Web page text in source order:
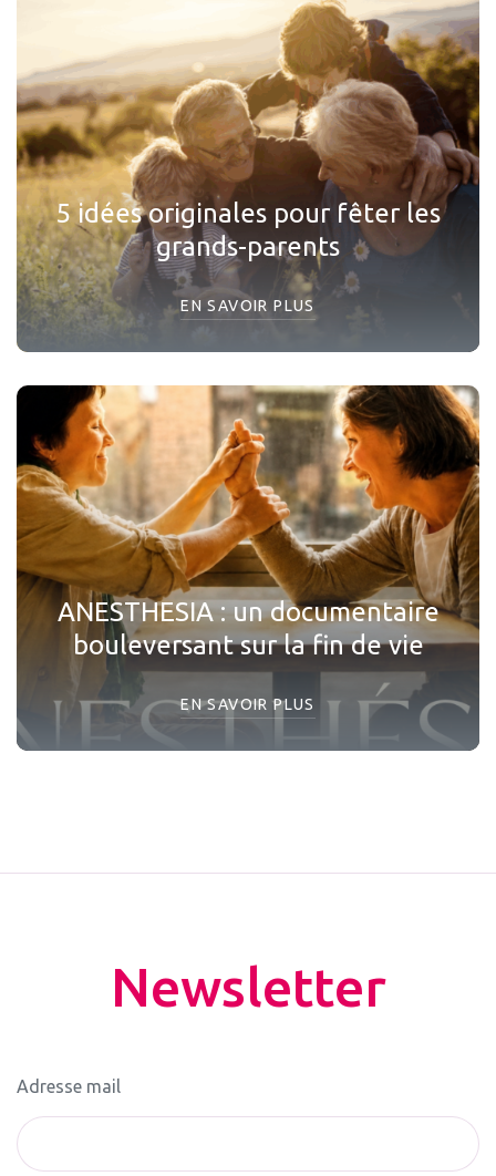
5 idées originales pour fêter les
grands-parents
EN SAVOIR PLUS
ANESTHESIA : un documentaire
bouleversant sur la fin de vie
EN SAVOIR PLUS
Newsletter
Adresse mail